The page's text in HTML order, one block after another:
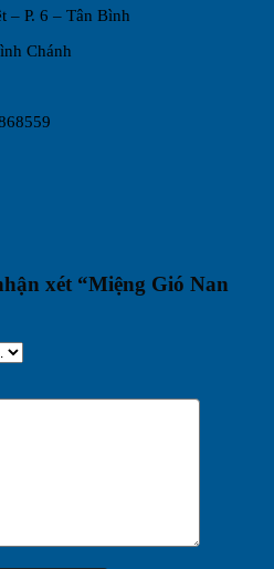
– P. 6 – Tân Bình
Chánh
xét “Miệng Gió Nan